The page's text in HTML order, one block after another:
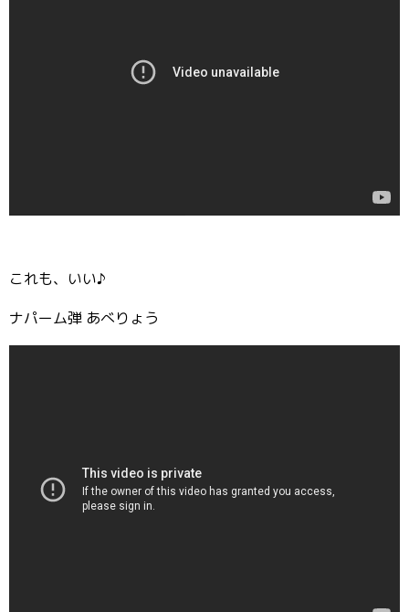
これも、いい♪
ナパーム弾 あべりょう